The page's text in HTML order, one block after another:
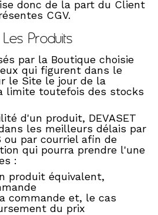
donc de la part du Client
CGV.
Produits
par la Boutique choisie
qui figurent dans le
le Site le jour de la
limite toutefois des stocks
d'un produit, DEVASET
les meilleurs délais par
ou par courriel afin de
qui pourra prendre l'une
:
produit équivalent,
commande et, le cas
du prix